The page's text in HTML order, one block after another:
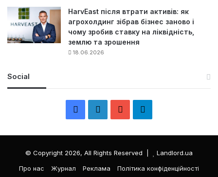
HarvEast після втрати активів: як
агрохолдинг зібрав бізнес заново і
чому зробив ставку на ліквідність,
землю та зрошення
18.06.2026
Social
c
e
n
k
T
л
е
© Copyright 2026, All Rights Reserved |
Landlord.ua
Про нас
Журнал Реклама Політика конфіденційності